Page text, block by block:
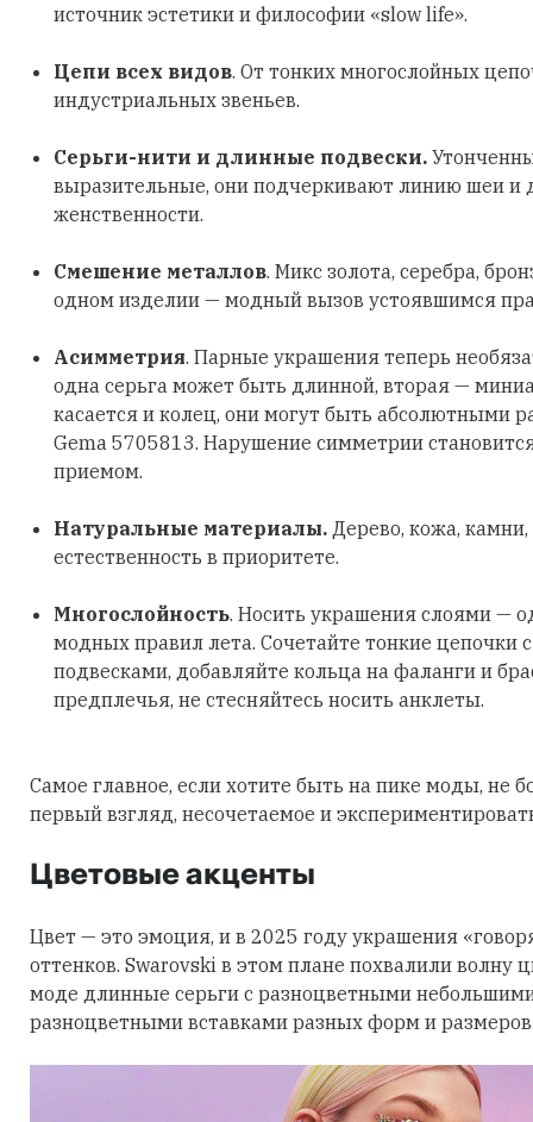
источник эстетики и философии «slow life».
Цепи всех видов. От тонких многослойных
индустриальных звеньев.
Серьги-нити и длинные подвески.
выразительные, они подчеркивают линию шеи и
женственности.
Смешение металлов. Микс золота, серебра,
одном изделии — модный вызов устоявшимся
Асимметрия. Парные украшения теперь
одна серьга может быть длинной, вторая —
касается и колец, они могут быть абсолютными
Gema 5705813. Нарушение симметрии
приемом.
Натуральные материалы. Дерево, кожа,
естественность в приоритете.
Многослойность. Носить украшения слоями —
модных правил лета. Сочетайте тонкие цепочки
подвесками, добавляйте кольца на фаланги и
предплечья, не стесняйтесь носить анклеты.
Самое главное, если хотите быть на пике моды, не
первый взгляд, несочетаемое и
Цветовые акценты
Цвет — это эмоция, и в 2025 году украшения
оттенков. Swarovski в этом плане похвалили волну
моде длинные серьги с разноцветными
разноцветными вставками разных форм и